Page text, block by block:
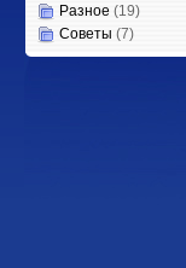
Разное (19)
Советы (7)